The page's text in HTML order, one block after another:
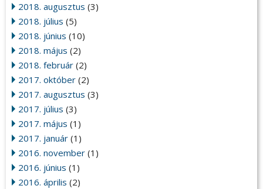
2018. augusztus (3)
2018. július (5)
2018. június (10)
2018. május (2)
2018. február (2)
2017. október (2)
2017. augusztus (3)
2017. július (3)
2017. május (1)
2017. január (1)
2016. november (1)
2016. június (1)
2016. április (2)